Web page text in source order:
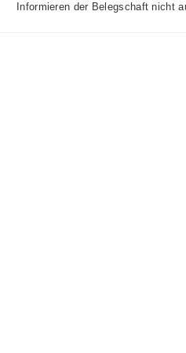
Informieren der Belegschaft nicht